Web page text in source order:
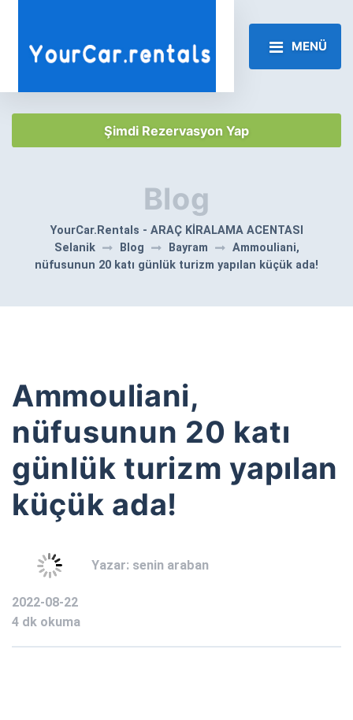
MENÜ
Şimdi Rezervasyon Yap
Blog
YourCar.Rentals - ARAÇ KİRALAMA ACENTASI
Selanik
Blog Bayram
Ammouliani,
nüfusunun 20 katı günlük turizm yapılan küçük ada!
Ammouliani,
nüfusunun 20 katı
günlük turizm yapılan
küçük ada!
Yazar: senin araban
2022-08-22
4 dk okuma